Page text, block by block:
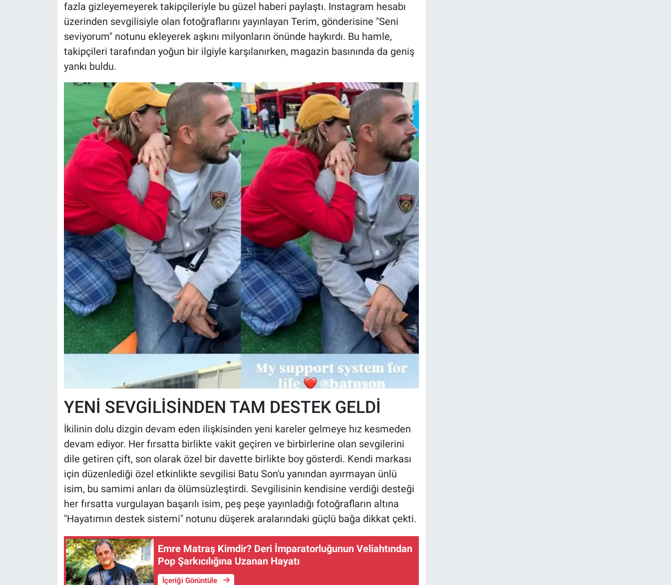
fazla gizleyemeyerek takipçileriyle bu güzel haberi paylaştı. Instagram hesabı
üzerinden sevgilisiyle olan fotoğraflarını yayınlayan Terim, gönderisine "Seni
seviyorum" notunu ekleyerek aşkını milyonların önünde haykırdı. Bu hamle,
takipçileri tarafından yoğun bir ilgiyle karşılanırken, magazin basınında da geniş
yankı buldu.
YENİ SEVGİLİSİNDEN TAM DESTEK GELDİ
İkilinin dolu dizgin devam eden ilişkisinden yeni kareler gelmeye hız kesmeden
devam ediyor. Her fırsatta birlikte vakit geçiren ve birbirlerine olan sevgilerini
dile getiren çift, son olarak özel bir davette birlikte boy gösterdi. Kendi markası
için düzenlediği özel etkinlikte sevgilisi Batu Son'u yanından ayırmayan ünlü
isim, bu samimi anları da ölümsüzleştirdi. Sevgilisinin kendisine verdiği desteği
her fırsatta vurgulayan başarılı isim, peş peşe yayınladığı fotoğrafların altına
"Hayatımın destek sistemi" notunu düşerek aralarındaki güçlü bağa dikkat çekti.
Emre Matraş Kimdir? Deri İmparatorluğunun Veliahtından
Pop Şarkıcılığına Uzanan Hayatı
İçeriği Görüntüle